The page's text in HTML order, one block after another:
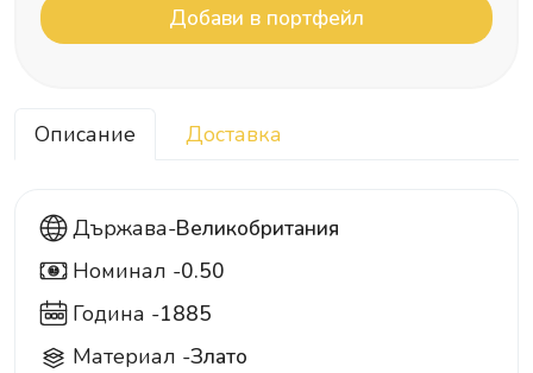
Описание Доставка
Държава-Великобритания
0.5 Номинал -0.50
Година -1885
Материал -Злато